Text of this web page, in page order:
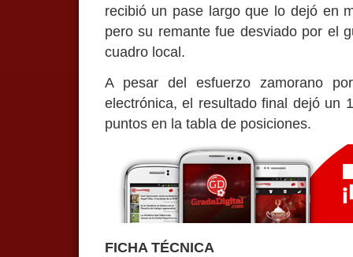
recibió un pase largo que lo dejó en
pero su remante fue desviado por el
cuadro local.
A pesar del esfuerzo zamorano
electrónica, el resultado final dejó un
puntos en la tabla de posiciones.
FICHA TÉCNICA